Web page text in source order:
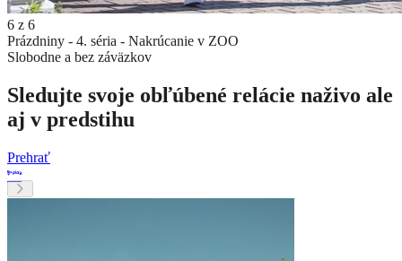
6 z 6
Prázdniny - 4. séria - Nakrúcanie v ZOO
Slobodne a bez záväzkov
Sledujte svoje obľúbené relácie naživo ale
aj v predstihu
Prehrať